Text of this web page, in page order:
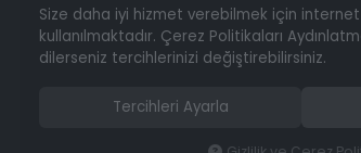
Size daha iyi hizmet verebilmek için
kullanılmaktadır. Çerez Politikaları
dilerseniz tercihlerinizi değiştirebilirsiniz.
Tercihleri Ayarla